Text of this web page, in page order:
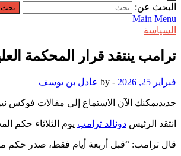
البحث عن:
Main Menu
السياسة
ترامب ينتقد قرار المحكمة
فبراير 25, 2026 -
by عادل بن يوسف
جديديمكنك الآن الاستماع إلى مقالات فوكس
انتقد الرئيس دونالد ترامب يوم الثلاثاء حكم
قال ترامب: “قبل أربعة أيام فقط، صدر حكم